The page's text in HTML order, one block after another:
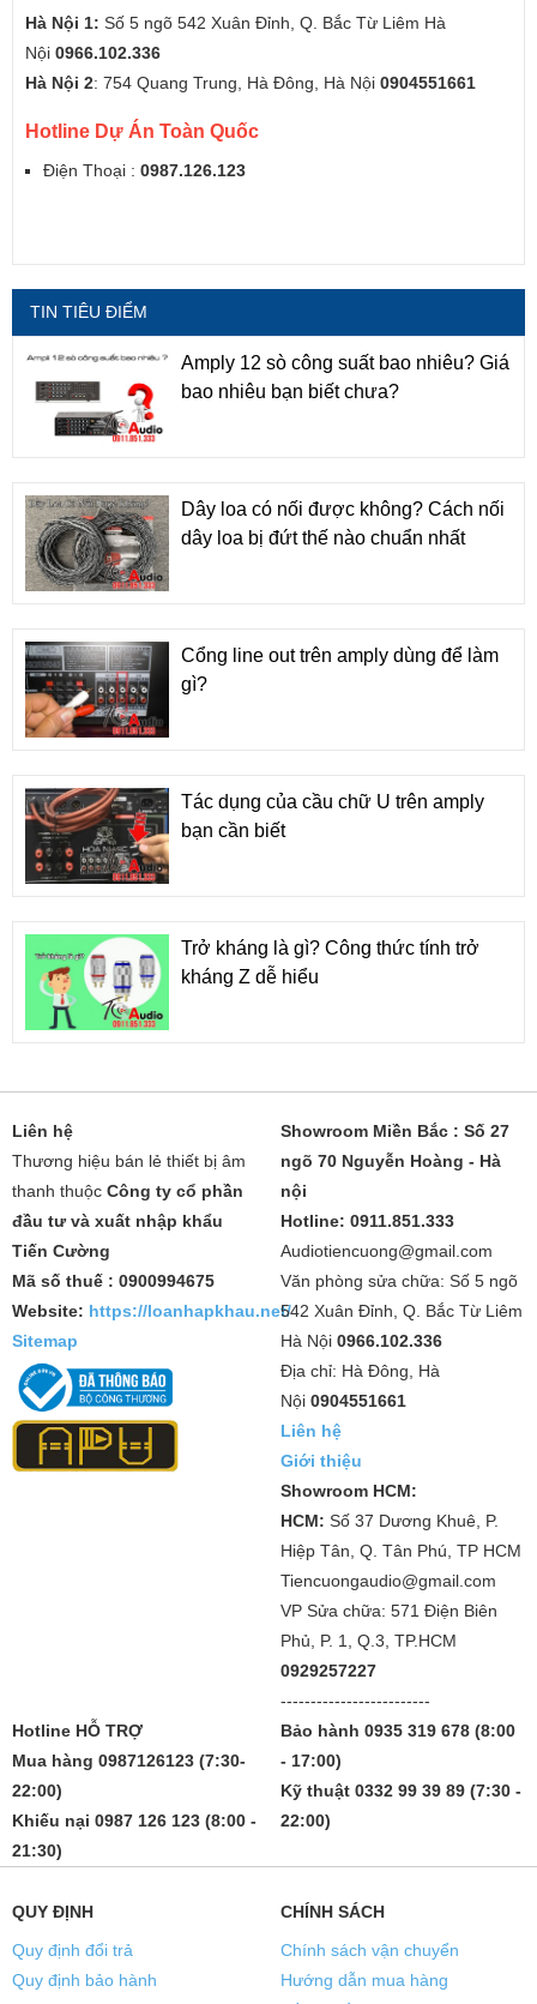
Hà Nội 1: Số 5 ngõ 542 Xuân Đỉnh, Q. Bắc Từ Liêm Hà
Nội 0966.102.336
Hà Nội 2: 754 Quang Trung, Hà Đông, Hà Nội 0904551661
Hotline Dự Án Toàn Quốc
Điện Thoại : 0987.126.123
TIN TIÊU ĐIỂM
Amply 12 sò công suất bao nhiêu? Giá
bao nhiêu bạn biết chưa?
Dây loa có nối được không? Cách nối
dây loa bị đứt thế nào chuẩn nhất
Cổng line out trên amply dùng để làm
gì?
Tác dụng của cầu chữ U trên amply
bạn cần biết
Trở kháng là gì? Công thức tính trở
kháng Z dễ hiểu
Liên hệ
Thương hiệu bán lẻ thiết bị âm
thanh thuộc Công ty cổ phần
đầu tư và xuất nhập khẩu
Tiến Cường
Mã số thuế : 0900994675
Website: https://loanhapkhau.net/
Sitemap
Showroom Miền Bắc : Số 27
ngõ 70 Nguyễn Hoàng - Hà
nội
Hotline: 0911.851.333
Audiotiencuong@gmail.com
Văn phòng sửa chữa: Số 5 ngõ
542 Xuân Đỉnh, Q. Bắc Từ Liêm
Hà Nội 0966.102.336
Địa chỉ: Hà Đông, Hà
Nội 0904551661
Liên hệ
Giới thiệu
Showroom HCM:
HCM: Số 37 Dương Khuê, P.
Hiệp Tân, Q. Tân Phú, TP HCM
Tiencuongaudio@gmail.com
VP Sửa chữa: 571 Điện Biên
Phủ, P. 1, Q.3, TP.HCM
0929257227
-------------------------
Hotline HỖ TRỢ
Mua hàng 0987126123 (7:30-
22:00)
Khiếu nại 0987 126 123 (8:00 -
21:30)
Bảo hành 0935 319 678 (8:00
- 17:00)
Kỹ thuật 0332 99 39 89 (7:30 -
22:00)
QUY ĐỊNH
Quy định đổi trả
Quy định bảo hành
CHÍNH SÁCH
Chính sách vận chuyển
Hướng dẫn mua hàng